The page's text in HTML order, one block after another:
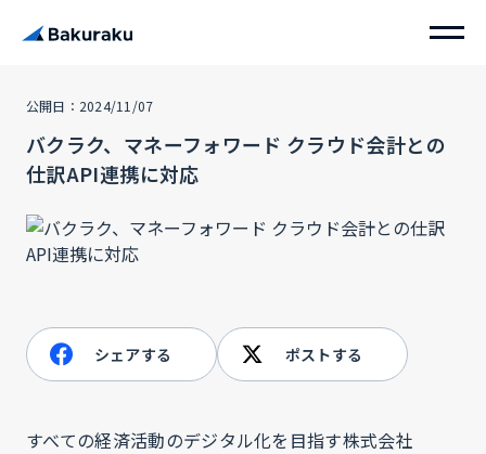
公開日：2024/11/07
バクラク、マネーフォワード クラウド会計との
仕訳API連携に対応
シェアする ポストする
すべての経済活動のデジタル化を目指す株式会社